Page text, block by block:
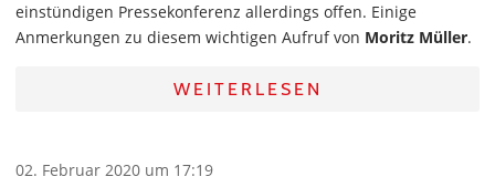
einstündigen Pressekonferenz allerdings offen. Einige
Anmerkungen zu diesem wichtigen Aufruf von Moritz Müller.
WEITERLESEN
02. Februar 2020 um 17:19